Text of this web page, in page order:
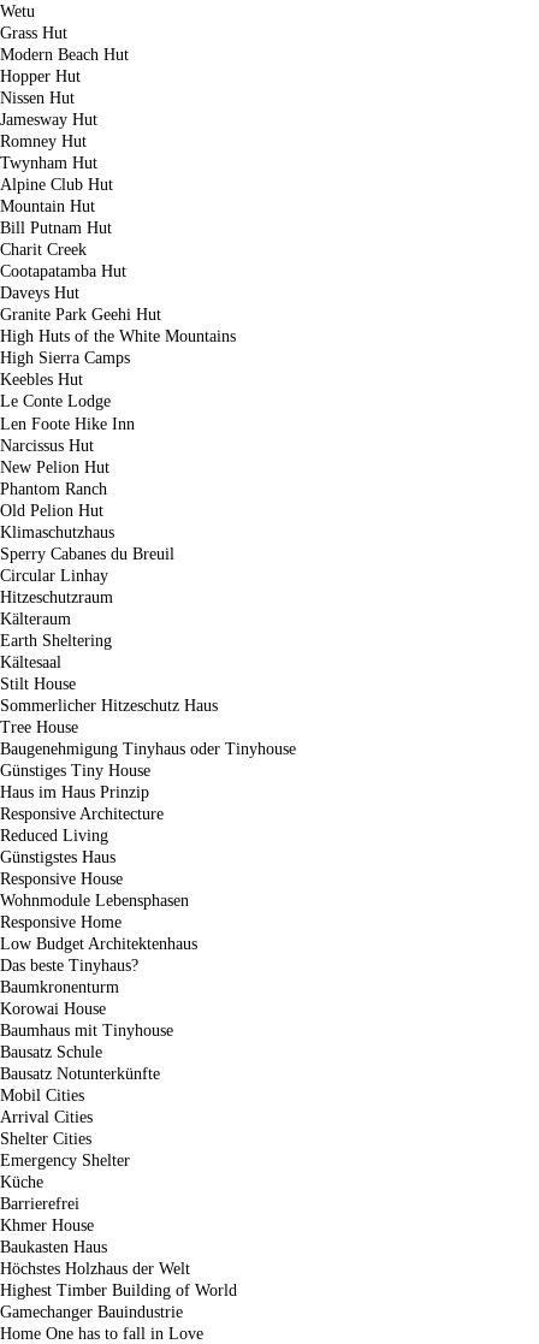
Wetu
Grass Hut
Modern Beach Hut
Hopper Hut
Nissen Hut
Jamesway Hut
Romney Hut
Twynham Hut
Alpine Club Hut
Mountain Hut
Bill Putnam Hut
Charit Creek
Cootapatamba Hut
Daveys Hut
Granite Park Geehi Hut
High Huts of the White Mountains
High Sierra Camps
Keebles Hut
Le Conte Lodge
Len Foote Hike Inn
Narcissus Hut
New Pelion Hut
Phantom Ranch
Old Pelion Hut
Klimaschutzhaus
Sperry Cabanes du Breuil
Circular Linhay
Hitzeschutzraum
Kälteraum
Earth Sheltering
Kältesaal
Stilt House
Sommerlicher Hitzeschutz Haus
Tree House
Baugenehmigung Tinyhaus oder Tinyhouse
Günstiges Tiny House
Haus im Haus Prinzip
Responsive Architecture
Reduced Living
Günstigstes Haus
Responsive House
Wohnmodule Lebensphasen
Responsive Home
Low Budget Architektenhaus
Das beste Tinyhaus?
Baumkronenturm
Korowai House
Baumhaus mit Tinyhouse
Bausatz Schule
Bausatz Notunterkünfte
Mobil Cities
Arrival Cities
Shelter Cities
Emergency Shelter
Küche
Barrierefrei
Khmer House
Baukasten Haus
Höchstes Holzhaus der Welt
Highest Timber Building of World
Gamechanger Bauindustrie
Home One has to fall in Love